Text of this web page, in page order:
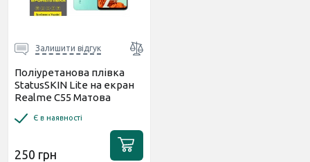
Залишити відгук
Поліуретанова плівка
StatusSKIN Lite на екран
Realme C55 Матова
Є в наявності
250 грн